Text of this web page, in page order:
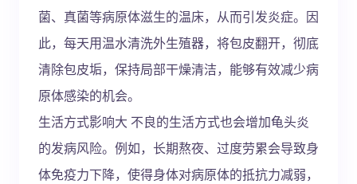
菌、真菌等病原体滋生的温床，从而引发炎症。因
此，每天用温水清洗外生殖器，将包皮翻开，彻底
清除包皮垢，保持局部干燥清洁，能够有效减少病
原体感染的机会。
生活方式影响大 不良的生活方式也会增加龟头炎
的发病风险。例如，长期熬夜、过度劳累会导致身
体免疫力下降，使得身体对病原体的抵抗力减弱，